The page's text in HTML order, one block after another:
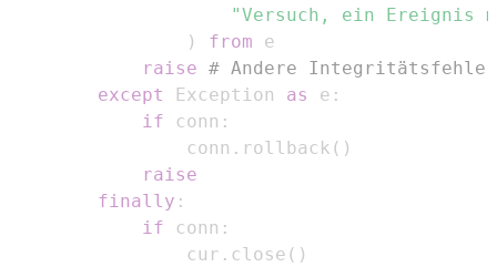
"Versuch, ein Ereignis
)
from
raise # Andere
except
Exception as e :
if conn :
                conn
. rollback ( )
raise
finally :
if conn :
                cur
. close ( )